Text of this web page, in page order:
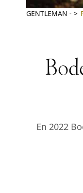
GENTLEMAN -
En 2022